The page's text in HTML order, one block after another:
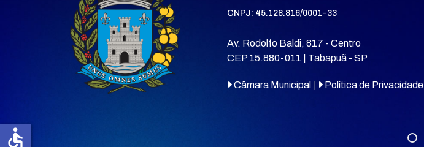
CNPJ: 45.128.816/0001-33
Av. Rodolfo Baldi, 817 - Centro
CEP 15.880-011 | Tabapuã - SP
Câmara Municipal Política de Privacidade
accessible